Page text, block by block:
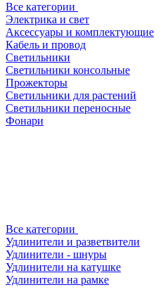
Все категории
Электрика и свет
Аксессуары и комплектующие
Кабель и провод
Светильники
Светильники консольные
Прожекторы
Светильники для растений
Светильники переносные
Фонари
Все категории
Удлинители и разветвители
Удлинители - шнуры
Удлинители на катушке
Удлинители на рамке